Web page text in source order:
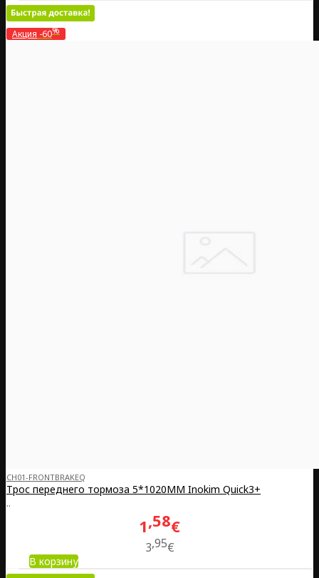
Акция -60%
CH01-FRONTBRAKEQ
Трос переднего тормоза 5*1020MM Inokim Quick3+
..
1 58€
3 95€
В корзину